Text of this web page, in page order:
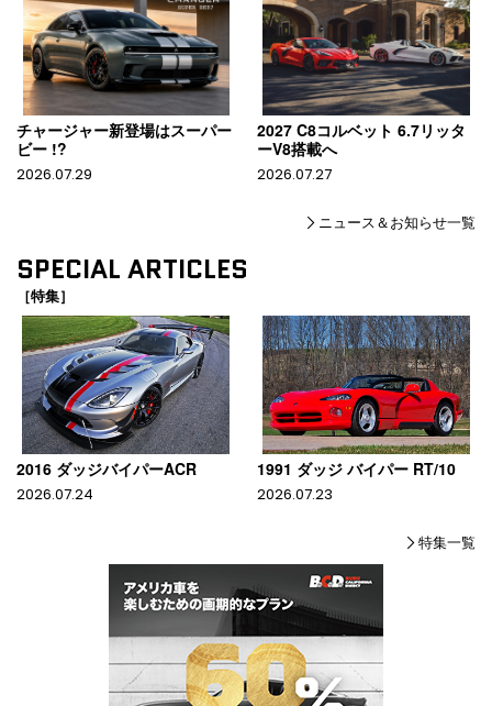
チャージャー新登場はスーパー
ビー !?
2026.07.29
2027 C8コルベット 6.7リッタ
ーV8搭載へ
2026.07.27
ニュース＆お知らせ一覧
SPECIAL ARTICLES
［特集］
2016 ダッジバイパーACR
2026.07.24
1991 ダッジ バイパー RT/10
2026.07.23
特集一覧